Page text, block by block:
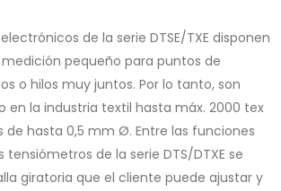
de la serie DTSE/TXE disponen
pequeño para puntos de
o hilos muy juntos. Por lo tanto, son
en la industria textil hasta máx. 2000 tex
de hasta 0,5 mm Ø. Entre las funciones
de la serie DTS/DTXE se
giratoria que el cliente puede ajustar y